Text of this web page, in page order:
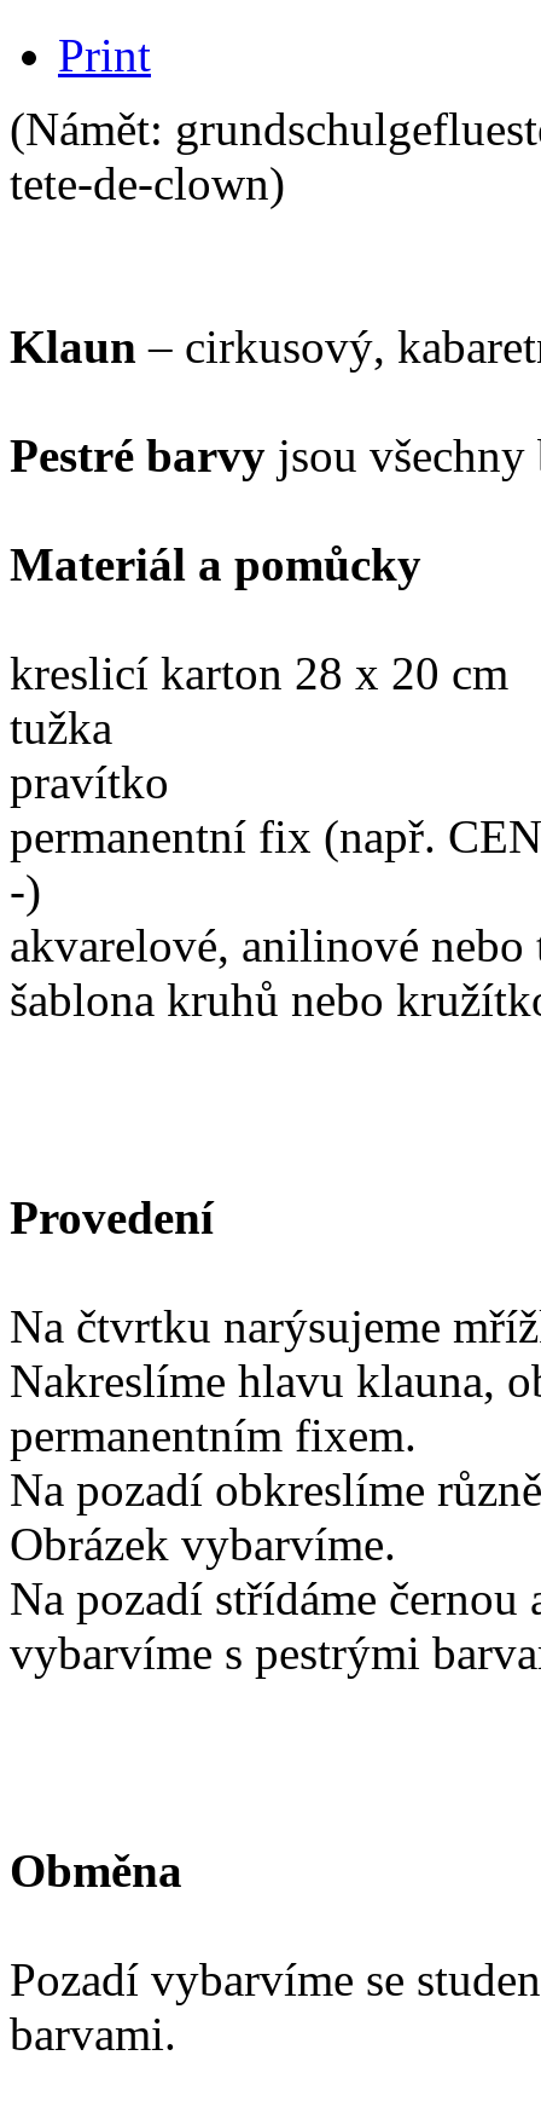
Print
(Námět:
tete-de-clown)
Klaun – cirkusový,
Pestré barvy jsou všechny
Materiál a pomůcky
kreslicí karton 28 x 20 cm
tužka
pravítko
permanentní fix (např.
-)
akvarelové, anilinové nebo
šablona kruhů nebo
Provedení
Na čtvrtku narýsujeme
Nakreslíme hlavu klauna,
permanentním fixem.
Na pozadí obkreslíme
Obrázek vybarvíme.
Na pozadí střídáme
vybarvíme s pestrými
Obměna
Pozadí vybarvíme se
barvami.